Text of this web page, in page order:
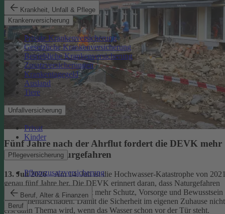
Krankheit, Unfall & Pflege
Krankenversicherung
Private Krankenversicherung
Gesetzliche Krankenversicherung
Betriebliche Krankenversicherung
Zusatzversicherungen
Krankentagegeld
Ausland
Tiere
Unfallversicherung
Privat
Kinder
Pflegeversicherung
Pflegezusatzversicherung
Beruf, Alter & Finanzen
Beruf
Fünf Jahre nach der Ahrflut fordert die DEVK mehr
Schutz vor Naturgefahren
13. Juli 2026– Am 14. Juli ist die Hochwasser-Katastrophe von
genau fünf Jahre her. Die DEVK erinnert daran, dass Naturgefahren
überall drohen – und fordert mehr Schutz, Vorsorge und Bewusstsein
für Elementarschäden. Damit die Sicherheit im eigenen Zuhause nicht
erst dann Thema wird, wenn das Wasser schon vor der Tür steht.